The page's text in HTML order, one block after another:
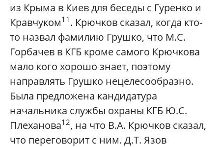
из Крыма в Киев для беседы с Гуренко и
Кравчуком11 . Крючков сказал, когда кто-
то назвал фамилию Грушко, что М.С.
Горбачев в КГБ кроме самого Крючкова
мало кого хорошо знает, поэтому
направлять Грушко нецелесообразно.
Была предложена кандидатура
начальника службы охраны КГБ Ю.С.
Плеханова12, на что В.А. Крючков сказал,
что переговорит с ним. Д.Т. Язов